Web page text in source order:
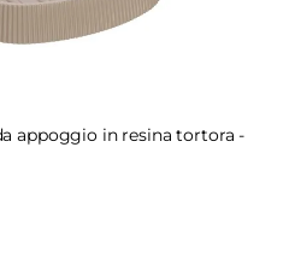
appoggio in resina tortora -